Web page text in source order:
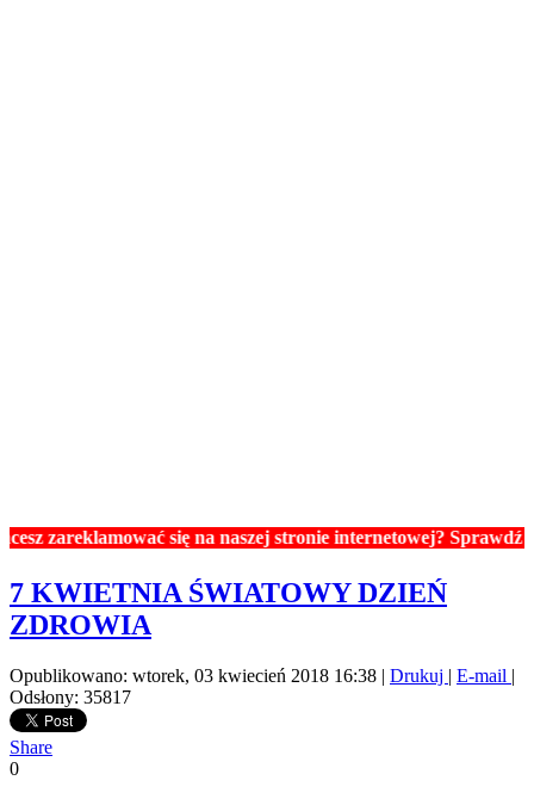
się na naszej stronie internetowej? Sprawdź ceny
7 KWIETNIA ŚWIATOWY DZIEŃ
ZDROWIA
Opublikowano: wtorek, 03 kwiecień 2018 16:38 | Drukuj | E-mail |
Odsłony: 35817
Share
0